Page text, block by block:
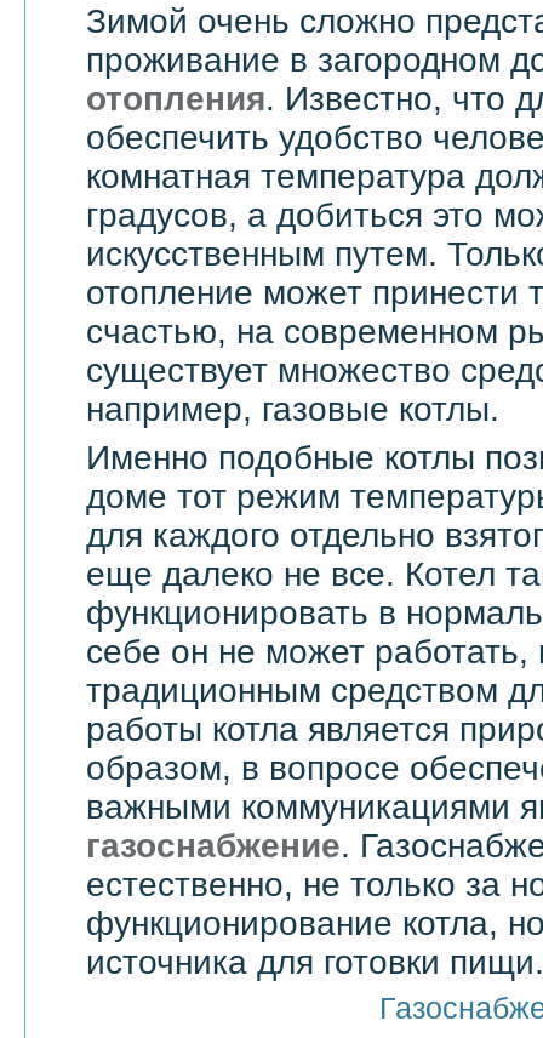
Зимой очень сложно
проживание в загородном
отопления. Известно, что
обеспечить удобство
комнатная температура
градусов, а добиться это
искусственным путем.
отопление может
счастью, на современном
существует множество
например, газовые котлы.
Именно подобные котлы
доме тот режим
для каждого отдельно
еще далеко не все. Котел
функционировать в
себе он не может
традиционным средством
работы котла является
образом, в вопросе
важными коммуникациями
газоснабжение.
естественно, не только за
функционирование котла,
источника для готовки пищи.